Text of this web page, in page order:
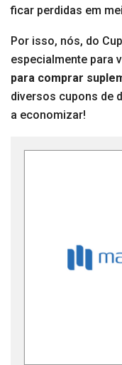
ficar perdidas em
Por isso, nós, do
especialmente para
para comprar
diversos cupons de
a economizar!